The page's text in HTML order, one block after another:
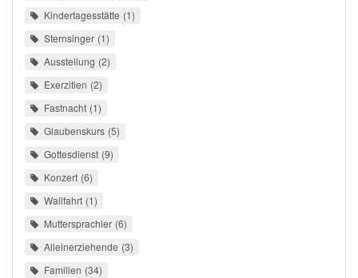
Kindertagesstätte 1
Sternsinger 1
Ausstellung 2
Exerzitien 2
Fastnacht 1
Glaubenskurs 5
Gottesdienst 9
Konzert 6
Wallfahrt 1
Muttersprachler 6
Alleinerziehende 3
Familien 34